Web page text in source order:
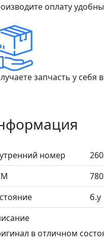
оплату
запчасть у
номер
б.у
в отличном